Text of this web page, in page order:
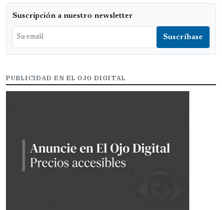
Suscripción a nuestro newsletter
PUBLICIDAD EN EL OJO DIGITAL